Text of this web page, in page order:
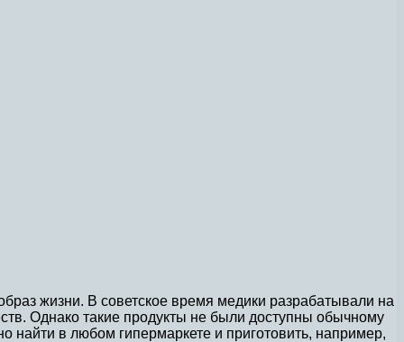
жизни. В советское время медики разрабатывали на
Однако такие продукты не были доступны обычному
найти в любом гипермаркете и приготовить, например,